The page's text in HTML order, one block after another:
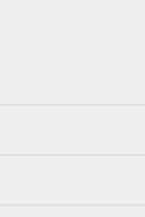
nastale u
u potpunosti